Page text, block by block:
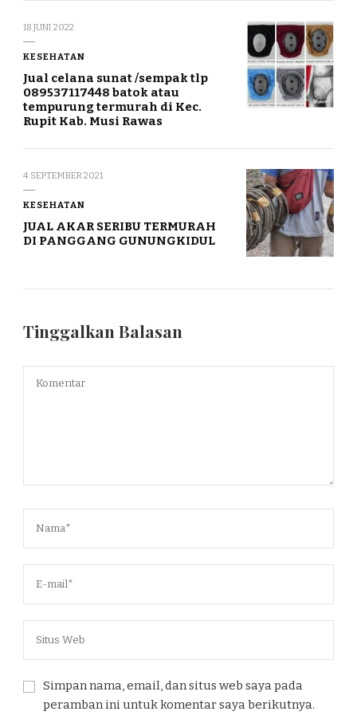
18 JUNI 2022
KESEHATAN
Jual celana sunat /sempak tlp
089537117448 batok atau
tempurung termurah di Kec.
Rupit Kab. Musi Rawas
4 SEPTEMBER 2021
KESEHATAN
JUAL AKAR SERIBU TERMURAH
DI PANGGANG GUNUNGKIDUL
Tinggalkan Balasan
Simpan nama, email, dan situs web saya pada
peramban ini untuk komentar saya berikutnya.